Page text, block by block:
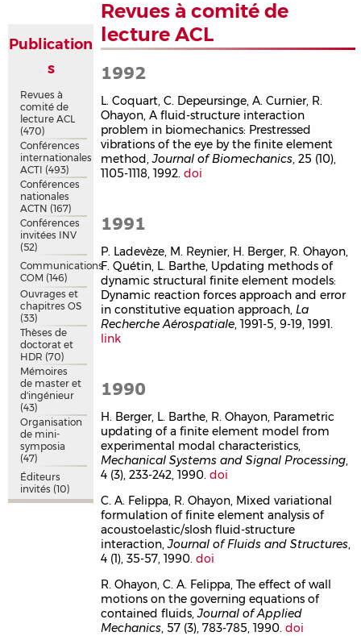
Revues à comité de
lecture ACL
1992
L. Coquart, C. Depeursinge, A. Curnier, R.
Ohayon, A fluid-structure interaction
problem in biomechanics: Prestressed
vibrations of the eye by the finite element
method,Journal of Biomechanics, 25 (10),
1105-1118, 1992.doi
1991
P. Ladevèze, M. Reynier, H. Berger, R. Ohayon,
F. Quétin, L. Barthe, Updating methods of
dynamic structural finite element models:
Dynamic reaction forces approach and error
in constitutive equation approach,La
Recherche Aérospatiale, 1991-5, 9-19, 1991.
link
1990
H. Berger, L. Barthe, R. Ohayon, Parametric
updating of a finite element model from
experimental modal characteristics,
Mechanical Systems and Signal Processing,
4 (3), 233-242, 1990.doi
C. A. Felippa, R. Ohayon, Mixed variational
formulation of finite element analysis of
acoustoelastic/slosh fluid-structure
interaction,Journal of Fluids and Structures,
4 (1), 35-57, 1990.doi
R. Ohayon, C. A. Felippa, The effect of wall
motions on the governing equations of
contained fluids,Journal of Applied
Mechanics, 57 (3), 783-785, 1990.doi
Publication
s
Revues à
comité de
lecture ACL
(470)
Conférences
internationales
ACTI (493)
Conférences
nationales
ACTN (167)
Conférences
invitées INV
(52)
Communications
COM (146)
Ouvrages et
chapitres OS
(33)
Thèses de
doctorat et
HDR (70)
Mémoires
de master et
d'ingénieur
(43)
Organisation
de mini-
symposia
(47)
Éditeurs
invités (10)